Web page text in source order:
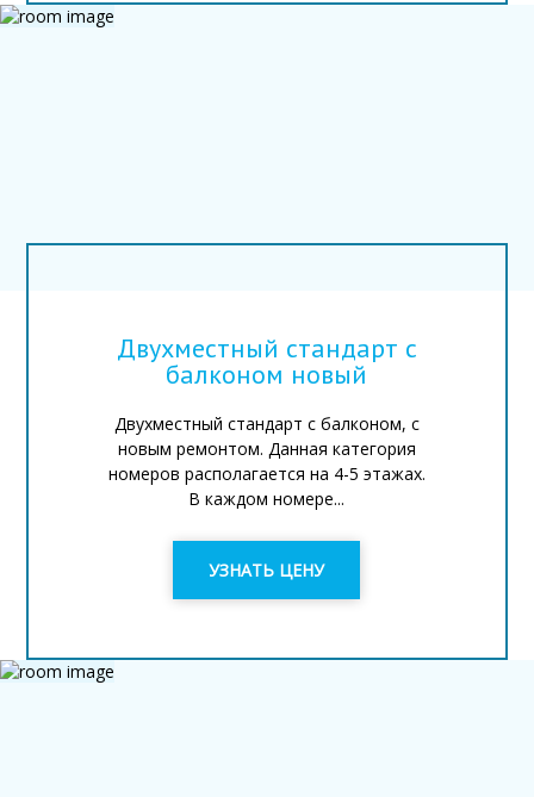
Двухместный стандарт с
балконом новый
Двухместный стандарт с балконом, с
новым ремонтом. Данная категория
номеров располагается на 4-5 этажах.
В каждом номере...
УЗНАТЬ ЦЕНУ